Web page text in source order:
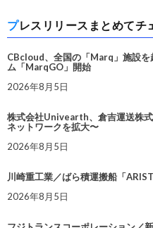
プレスリリースまとめてチ
CBcloud、全国の「Marq」施設を
ム「MarqGO」開始
2026年8月5日
株式会社Univearth、倉吉運送株
ネットワークを拡大〜
2026年8月5日
川崎重工業／ばら積運搬船「
2026年8月5日